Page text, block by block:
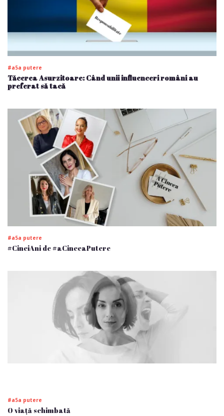
#a5a putere
Tăcerea Asurzitoare: Când unii influenceri români au
preferat să tacă
#a5a putere
#CinciAni de #aCinceaPutere
#a5a putere
O viață schimbată